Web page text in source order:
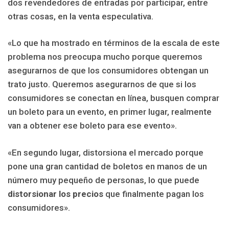
dos revendedores de entradas por participar, entre
otras cosas, en la venta especulativa.
«Lo que ha mostrado en términos de la escala de este
problema nos preocupa mucho porque queremos
asegurarnos de que los consumidores obtengan un
trato justo. Queremos asegurarnos de que si los
consumidores se conectan en línea, busquen comprar
un boleto para un evento, en primer lugar, realmente
van a obtener ese boleto para ese evento».
«En segundo lugar, distorsiona el mercado porque
pone una gran cantidad de boletos en manos de un
número muy pequeño de personas, lo que puede
distorsionar los precios que finalmente pagan los
consumidores».